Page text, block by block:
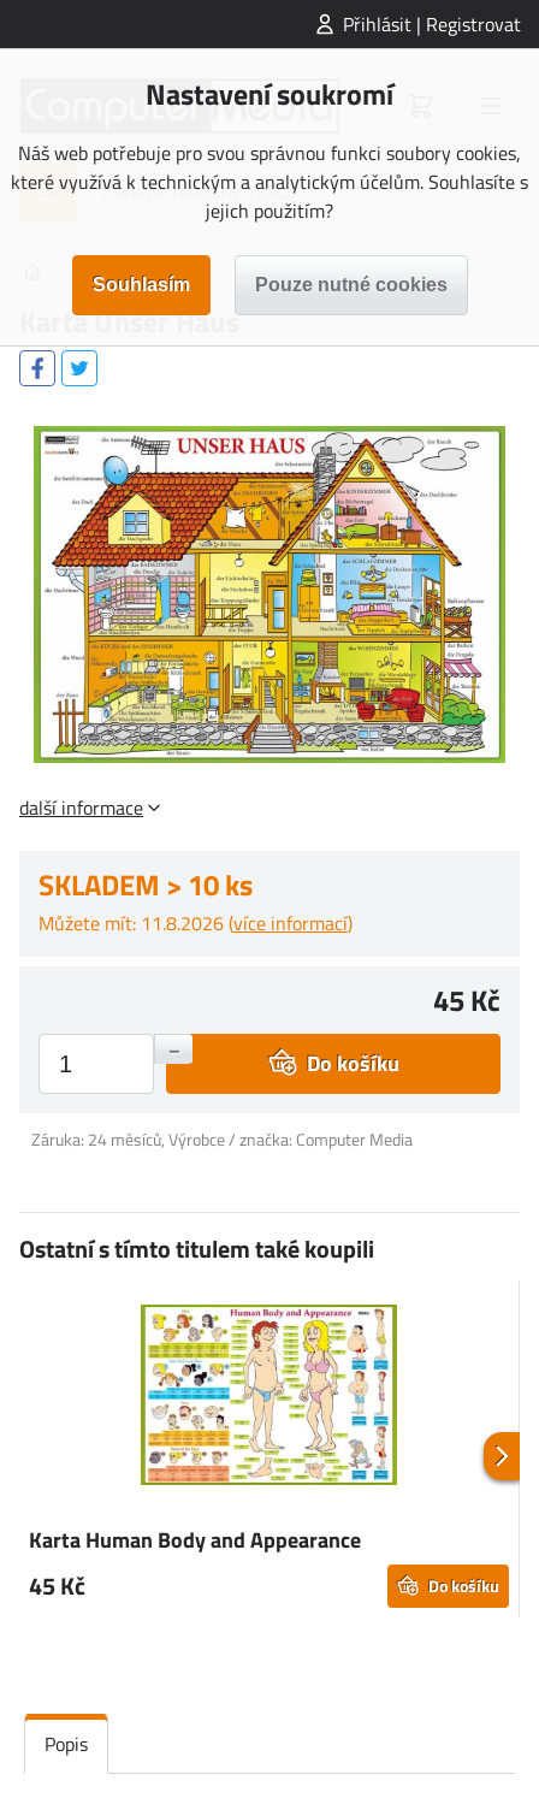
Přihlásit | Registrovat
Nastavení soukromí
Náš web potřebuje pro svou správnou funkci soubory cookies,
které využívá k technickým a analytickým účelům. Souhlasíte s
jejich použitím?
NAUČNÉ KARTY
Karta Unser Haus
další informace
SKLADEM > 10 ks
Můžete mít: 11.8.2026 (více informací)
45 Kč
+
– Do košíku
Záruka: 24 měsíců, Výrobce / značka: Computer Media
Ostatní s tímto titulem také koupili
Karta Human Body and Appearance
45 Kč Do košíku
Popis